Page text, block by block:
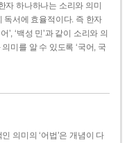
자 하나하나는 소리와 의미
독서에 효율적이다. 즉 한자
어’, ‘백성 민’과 같이 소리와 의
미를 알 수 있도록 ‘국어, 국
의미의 ‘어법’은 개념이 다